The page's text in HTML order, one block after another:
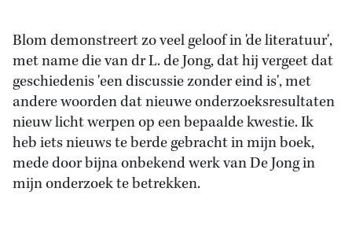
Blom demonstreert zo veel geloof in 'de literatuur',
met name die van dr L. de Jong, dat hij vergeet dat
geschiedenis 'een discussie zonder eind is', met
andere woorden dat nieuwe onderzoeksresultaten
nieuw licht werpen op een bepaalde kwestie. Ik
heb iets nieuws te berde gebracht in mijn boek,
mede door bijna onbekend werk van De Jong in
mijn onderzoek te betrekken.